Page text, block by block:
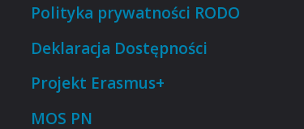
Polityka prywatności RODO
Deklaracja Dostępności
Projekt Erasmus+
MOS PN